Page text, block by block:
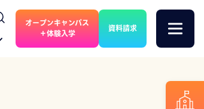
オープンキャンパス
＋体験入学
資料請求